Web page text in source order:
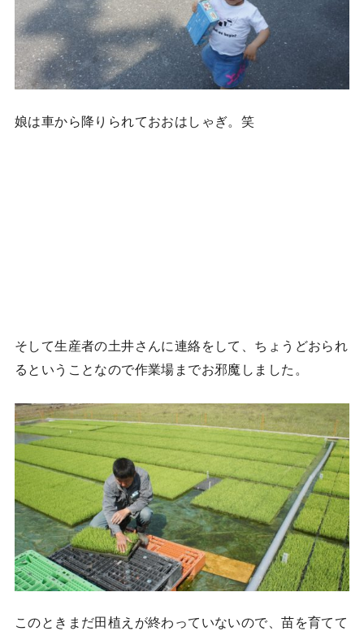
娘は車から降りられておおはしゃぎ。笑
そして生産者の土井さんに連絡をして、ちょうどおられ
るということなので作業場までお邪魔しました。
このときまだ田植えが終わっていないので、苗を育てて